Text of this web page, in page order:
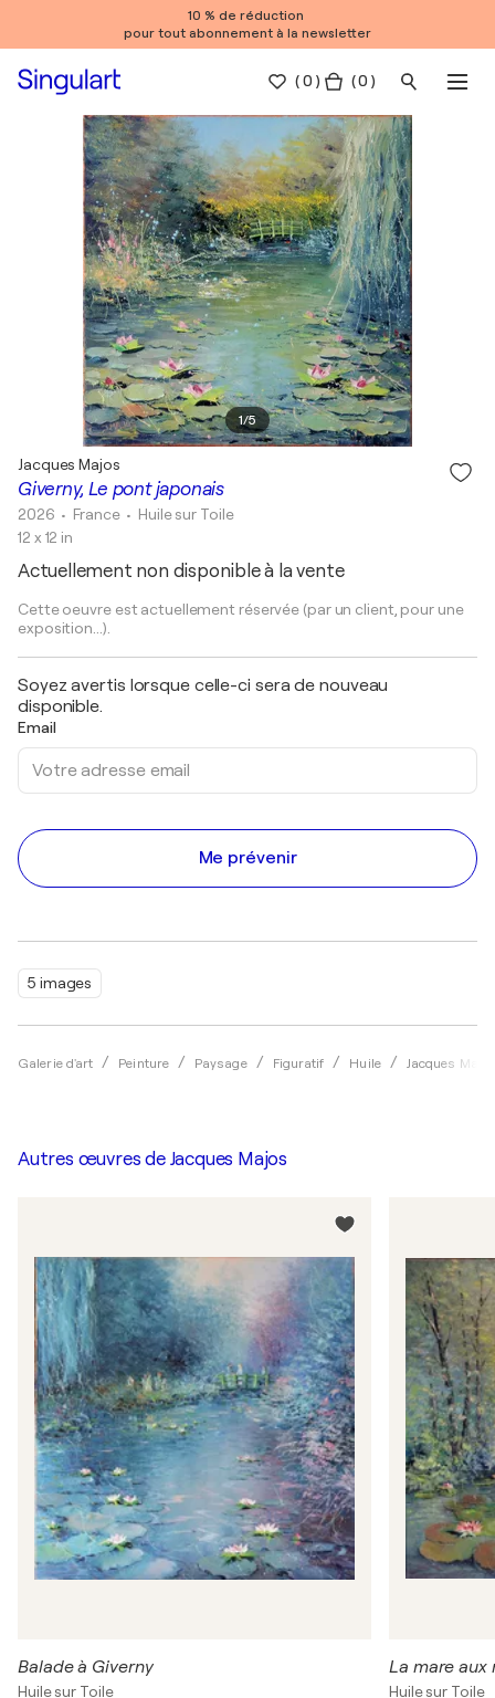
10 % de réduction
pour tout abonnement à la newsletter
(0 ) ( 0 )
1/5
5 images
Galerie d'art Peinture Paysage Figuratif Huile Jacques
Giverny, Le pont japonais
Jacques Majos
2026 • France • Huile sur Toile
12 x 12 in
Actuellement non disponible à la vente
Cette oeuvre est actuellement réservée (par un client, pour une
exposition...).
Soyez avertis lorsque celle-ci sera de nouveau
disponible.
Email
Me prévenir
Autres œuvres de Jacques Majos
Balade à Giverny
Huile sur Toile
La mare aux
Huile sur Toile